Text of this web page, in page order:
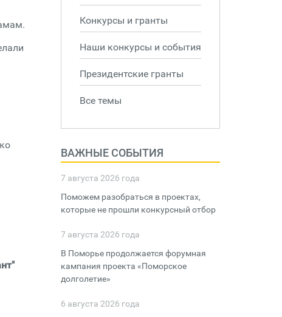
Конкурсы и гранты
Наши конкурсы и события
Президентские гранты
Все темы
ВАЖНЫЕ СОБЫТИЯ
7 августа 2026 года
Поможем разобраться в проектах,
которые не прошли конкурсный отбор
7 августа 2026 года
В Поморье продолжается форумная
кампания проекта «Поморское
долголетие»
6 августа 2026 года